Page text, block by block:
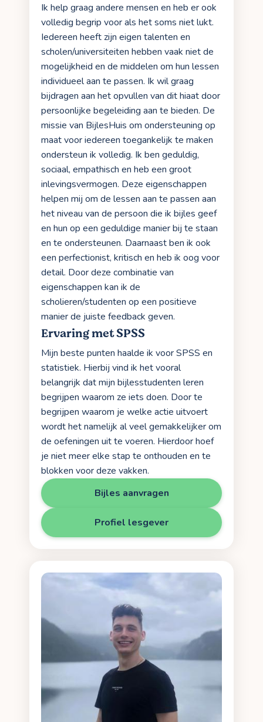
Ik help graag andere mensen en heb er ook
volledig begrip voor als het soms niet lukt.
Iedereen heeft zijn eigen talenten en
scholen/universiteiten hebben vaak niet de
mogelijkheid en de middelen om hun lessen
individueel aan te passen. Ik wil graag
bijdragen aan het opvullen van dit hiaat door
persoonlijke begeleiding aan te bieden. De
missie van BijlesHuis om ondersteuning op
maat voor iedereen toegankelijk te maken
ondersteun ik volledig. Ik ben geduldig,
sociaal, empathisch en heb een groot
inlevingsvermogen. Deze eigenschappen
helpen mij om de lessen aan te passen aan
het niveau van de persoon die ik bijles geef
en hun op een geduldige manier bij te staan
en te ondersteunen. Daarnaast ben ik ook
een perfectionist, kritisch en heb ik oog voor
detail. Door deze combinatie van
eigenschappen kan ik de
scholieren/studenten op een positieve
manier de juiste feedback geven.
Ervaring met SPSS
Mijn beste punten haalde ik voor SPSS en
statistiek. Hierbij vind ik het vooral
belangrijk dat mijn bijlesstudenten leren
begrijpen waarom ze iets doen. Door te
begrijpen waarom je welke actie uitvoert
wordt het namelijk al veel gemakkelijker om
de oefeningen uit te voeren. Hierdoor hoef
je niet meer elke stap te onthouden en te
blokken voor deze vakken.
Bijles aanvragen
Profiel lesgever